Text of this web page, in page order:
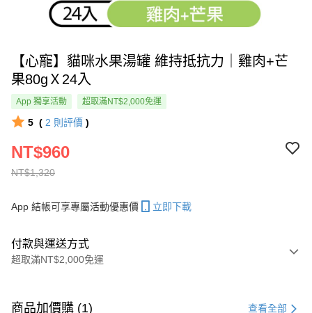
【心寵】貓咪水果湯罐 維持抵抗力｜雞肉+芒
果80gＸ24入
App 獨享活動 超取滿NT$2,000免運
5 ( 2 則評價 )
NT$1,320
NT$960
App 結帳可享專屬活動優惠價 立即下載
付款與運送方式
超取滿NT$2,000免運
信用卡一次付款
商品加價購 (1) 查看全部